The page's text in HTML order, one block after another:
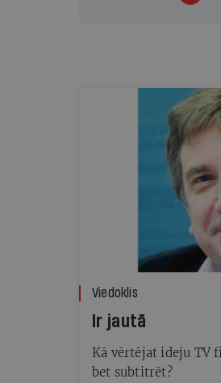
Viedoklis
Ir jautā
Kā vērtējat ideju TV
bet subtitrēt?